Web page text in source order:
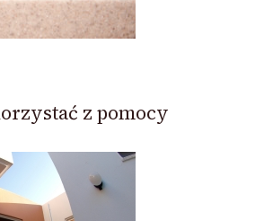
z pomocy